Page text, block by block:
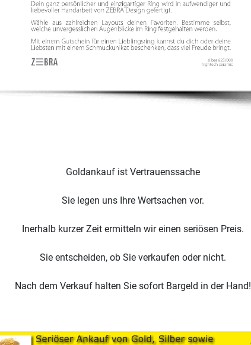
Goldankauf ist Vertrauenssache
Sie legen uns Ihre Wertsachen vor.
Inerhalb kurzer Zeit ermitteln wir einen seriösen Preis.
Sie entscheiden, ob Sie verkaufen oder nicht.
Nach dem Verkauf halten Sie sofort Bargeld in der Hand!